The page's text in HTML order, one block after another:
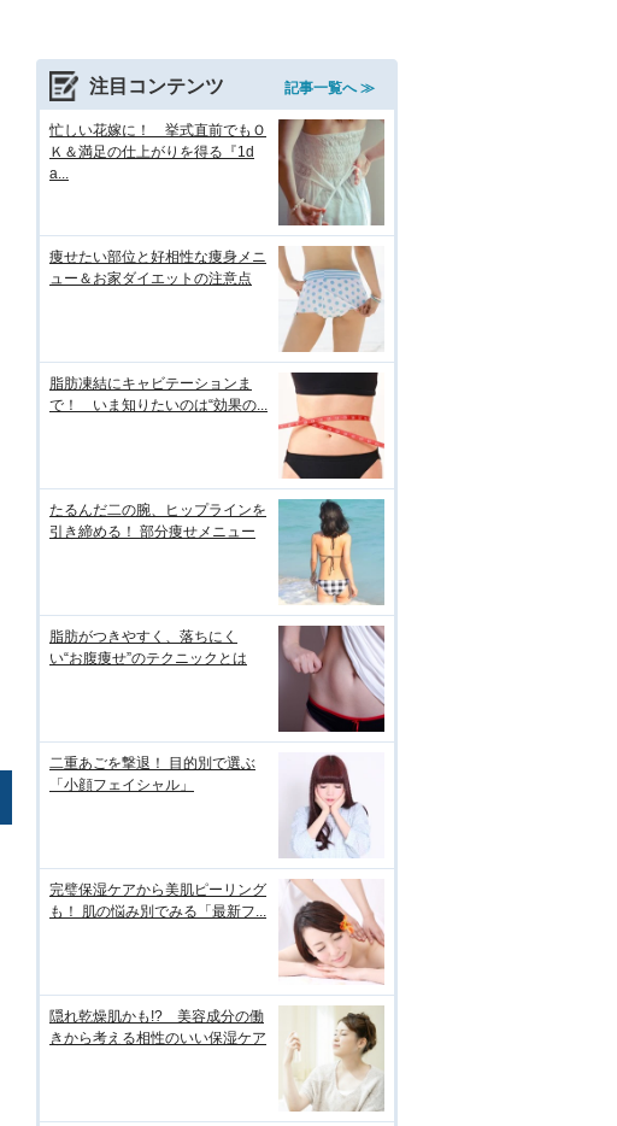
注目コンテンツ 記事一覧へ ≫
忙しい花嫁に！ 挙式直前でもＯ
Ｋ＆満足の仕上がりを得る『1d
a...
痩せたい部位と好相性な痩身メニ
ュー＆お家ダイエットの注意点
脂肪凍結にキャビテーションま
で！ いま知りたいのは“効果の...
たるんだ二の腕、ヒップラインを
引き締める！ 部分痩せメニュー
脂肪がつきやすく、落ちにく
い“お腹痩せ”のテクニックとは
二重あごを撃退！ 目的別で選ぶ
「小顔フェイシャル」
完璧保湿ケアから美肌ピーリング
も！ 肌の悩み別でみる「最新フ...
隠れ乾燥肌かも!? 美容成分の働
きから考える相性のいい保湿ケア